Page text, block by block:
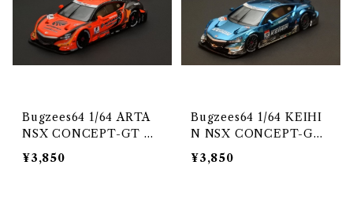
Bugzees64 1/64 ARTA
NSX CONCEPT-GT N
o.8 SUPER GT 2014
¥3,850
Bugzees64 1/64 KEIHI
N NSX CONCEPT-GT
No.17 SUPER GT 2014
¥3,850